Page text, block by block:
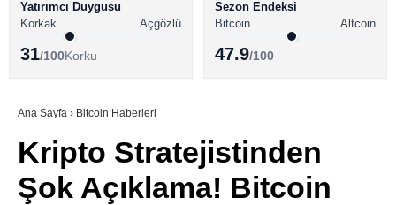
Youtube
TikTok
BİTCOİN HABERLERİ
ALTCOİN HABERLERİ
SÖZLÜK
Yatırımcı Duygusu
Korkak
Açgözlü
31/100Korku
Sezon Endeksi
Bitcoin
Altcoin
47.9/100
Ana Sayfa › Bitcoin Haberleri
Kripto Stratejistinden
Şok Açıklama! Bitcoin